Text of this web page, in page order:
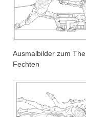
Ausmalbilder zum
Fechten